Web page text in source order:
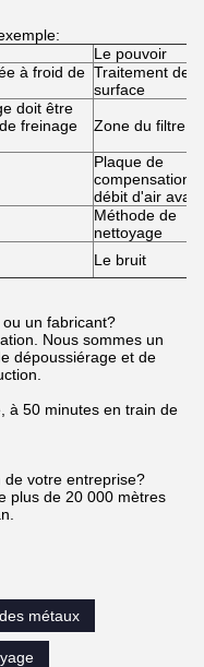
Le pouvoir
à froid de Traitement de
surface
doit être
freinage
Zone du filtre
Plaque de
compensation
débit d'air avant
Méthode de
nettoyage
Le bruit
un fabricant?
Nous sommes un
dépoussiérage et de
à 50 minutes en train de
de votre entreprise?
plus de 20 000 mètres
métaux